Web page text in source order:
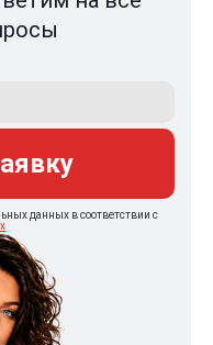
данных в соответствии с